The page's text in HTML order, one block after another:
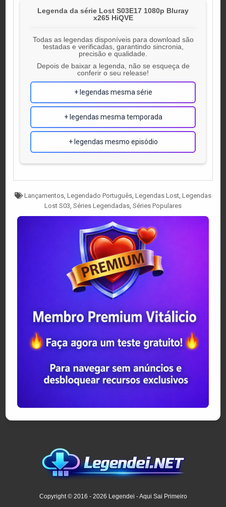
Legenda da série Lost S03E17 1080p Bluray
x265 HiQVE
Todas as legendas disponíveis para download são
testadas e verificadas, garantindo sincronia,
precisão e qualidade.
Depois de baixar a legenda, não se esqueça de
conferir o seu release!
+ legendas mesma série
+ legendas mesma temporada
+ legendas mesmo episódio
Tagged
Lançamentos Legendado Português Legendas Lost Legendas
Lost S03 Séries Legendadas Séries Populares
Copyright © 2016 - 2026 Legendei - Aqui Sai Primeiro